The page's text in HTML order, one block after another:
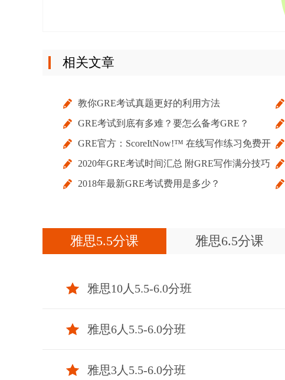
相关文章
教你GRE考试真题更好的利用方法
GRE考试到底有多难？要怎么备考GRE？
GRE官方：ScoreItNow!™ 在线写作练习免费开
放
2020年GRE考试时间汇总 附GRE写作满分技巧
2018年最新GRE考试费用是多少？
雅思5.5分课 雅思6.5分课
雅思10人5.5-6.0分班
雅思6人5.5-6.0分班
雅思3人5.5-6.0分班